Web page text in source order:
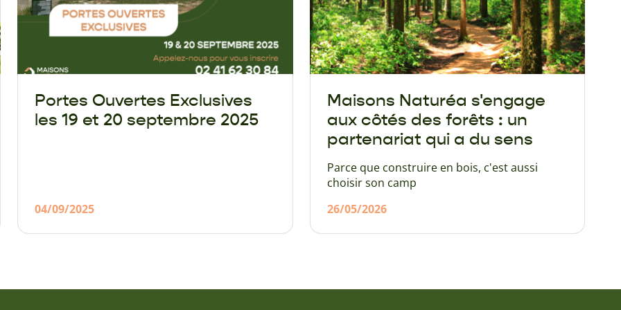
Portes Ouvertes Exclusives
les 19 et 20 septembre 2025
04/09/2025
Maisons Naturéa s'engage
aux côtés des forêts : un
partenariat qui a du sens
Parce que construire en bois, c'est aussi
choisir son camp
26/05/2026